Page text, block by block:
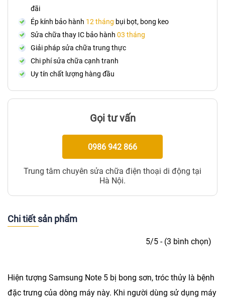
đãi
Ép kính bảo hành 12 tháng bụi bọt, bong keo
Sửa chữa thay IC bảo hành 03 tháng
Giải pháp sửa chữa trung thực
Chi phí sửa chữa cạnh tranh
Uy tín chất lượng hàng đầu
Gọi tư vấn
0986 942 866
Trung tâm chuyên sửa chữa điện thoại di động tại
Hà Nội.
Chi tiết sản phẩm
5/5 - (3 bình chọn)
Hiện tượng Samsung Note 5 bị bong sơn, tróc thủy là bệnh
đặc trưng của dòng máy này. Khi người dùng sử dụng máy